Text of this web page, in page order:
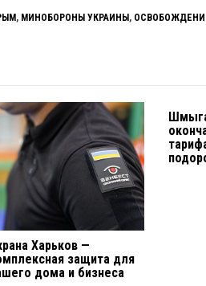
, МИНОБОРОНЫ УКРАИНЫ,
Харьков —
защита для
дома и бизнеса